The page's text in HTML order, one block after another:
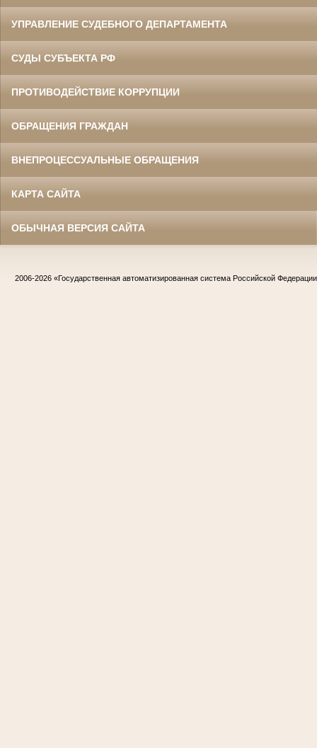
УПРАВЛЕНИЕ СУДЕБНОГО ДЕПАРТАМЕНТА
СУДЫ СУБЪЕКТА РФ
ПРОТИВОДЕЙСТВИЕ КОРРУПЦИИ
ОБРАЩЕНИЯ ГРАЖДАН
ВНЕПРОЦЕССУАЛЬНЫЕ ОБРАЩЕНИЯ
КАРТА САЙТА
ОБЫЧНАЯ ВЕРСИЯ САЙТА
2006-2026 «Государственная автоматизированная система Российской